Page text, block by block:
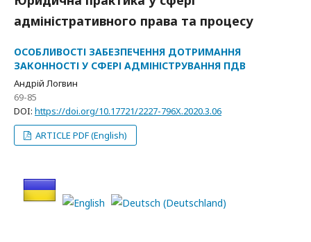
адміністративного права та процесу
ОСОБЛИВОСТІ ЗАБЕЗПЕЧЕННЯ ДОТРИМАННЯ
ЗАКОННОСТІ У СФЕРІ АДМІНІСТРУВАННЯ ПДВ
Андрій Логвин
69-85
DOI: https://doi.org/10.17721/2227-796X.2020.3.06
ARTICLE PDF (English)